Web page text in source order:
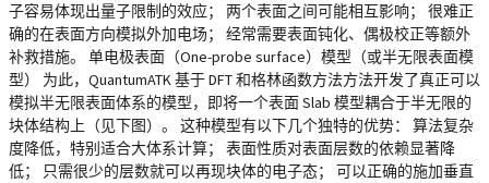
子容易体现出量子限制的效应； 两个表面之间可能相互影响； 很难正
确的在表面方向模拟外加电场； 经常需要表面钝化、偶极校正等额外
补救措施。 单电极表面（One-probe surface）模型（或半无限表面模
型） 为此，QuantumATK 基于 DFT 和格林函数方法方法开发了真正可以
模拟半无限表面体系的模型，即将一个表面 Slab 模型耦合于半无限的
块体结构上（见下图）。 这种模型有以下几个独特的优势： 算法复杂
度降低，特别适合大体系计算； 表面性质对表面层数的依赖显著降
低； 只需很少的层数就可以再现块体的电子态； 可以正确的施加垂直